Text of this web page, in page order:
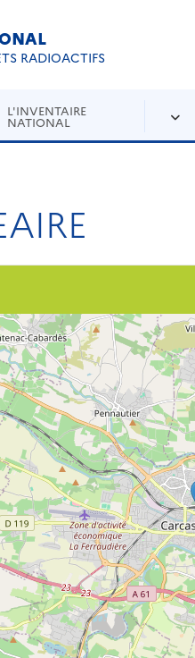
RADIOACTIFS
L'INVENTAIRE
NATIONAL